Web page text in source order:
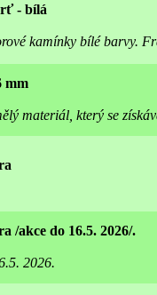
- bílá
kamínky bílé barvy.
mm
materiál, který se
/akce do 16.5. 2026/.
2026.